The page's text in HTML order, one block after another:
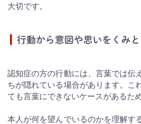
大切です。
行動から意図や思いをくみと
認知症の方の行動には、言葉では伝
ちが隠れている場合があります。こ
ても言葉にできないケースがあるた
本人が何を望んでいるのかを理解す